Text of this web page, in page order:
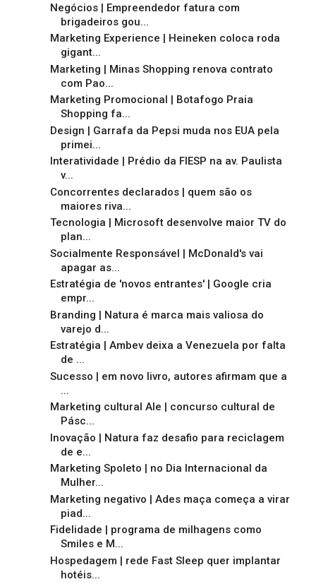
Negócios | Empreendedor fatura com
brigadeiros gou...
Marketing Experience | Heineken coloca roda
gigant...
Marketing | Minas Shopping renova contrato
com Pao...
Marketing Promocional | Botafogo Praia
Shopping fa...
Design | Garrafa da Pepsi muda nos EUA pela
primei...
Interatividade | Prédio da FIESP na av. Paulista
v...
Concorrentes declarados | quem são os
maiores riva...
Tecnologia | Microsoft desenvolve maior TV do
plan...
Socialmente Responsável | McDonald's vai
apagar as...
Estratégia de 'novos entrantes' | Google cria
empr...
Branding | Natura é marca mais valiosa do
varejo d...
Estratégia | Ambev deixa a Venezuela por falta
de ...
Sucesso | em novo livro, autores afirmam que a
...
Marketing cultural Ale | concurso cultural de
Pásc...
Inovação | Natura faz desafio para reciclagem
de e...
Marketing Spoleto | no Dia Internacional da
Mulher...
Marketing negativo | Ades maça começa a virar
piad...
Fidelidade | programa de milhagens como
Smiles e M...
Hospedagem | rede Fast Sleep quer implantar
hotéis...